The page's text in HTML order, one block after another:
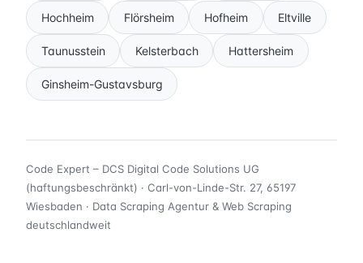
Hochheim Flörsheim Hofheim Eltville
Taunusstein Kelsterbach Hattersheim
Ginsheim-Gustavsburg
Code Expert – DCS Digital Code Solutions UG
(haftungsbeschränkt) · Carl-von-Linde-Str. 27, 65197
Wiesbaden · Data Scraping Agentur & Web Scraping
deutschlandweit